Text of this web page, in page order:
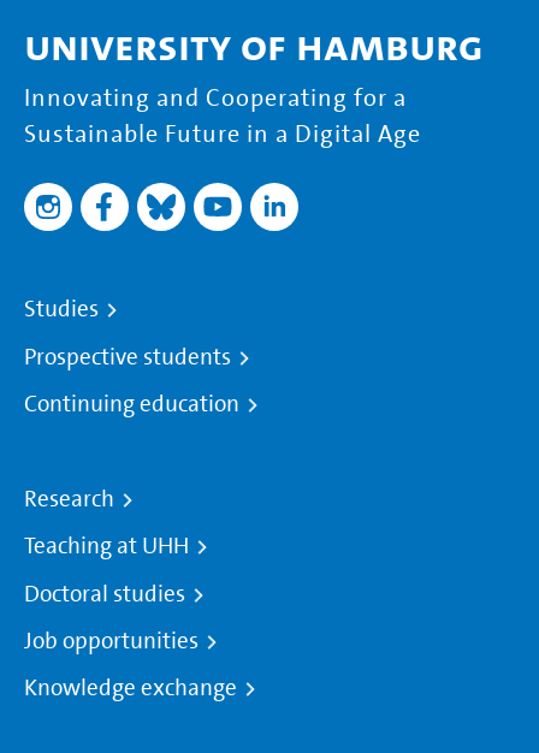
University of Hamburg
Innovating and Cooperating for a
Sustainable Future in a Digital Age
Studies
Prospective students
Continuing education
Research
Teaching at UHH
Doctoral studies
Job opportunities
Knowledge exchange